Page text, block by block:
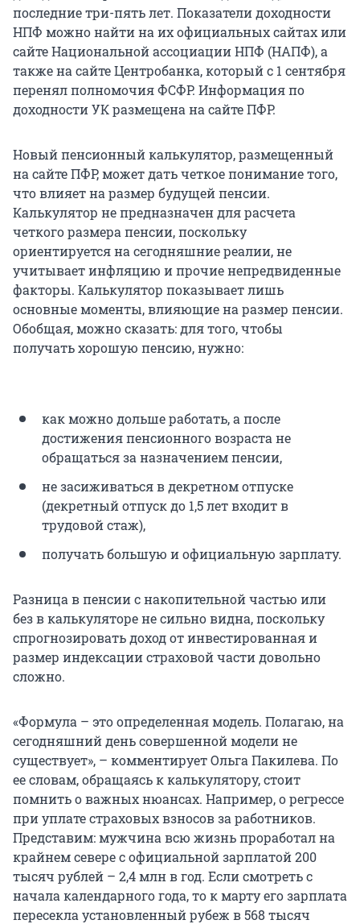
последние три-пять лет. Показатели доходности
НПФ можно найти на их официальных сайтах или
сайте Национальной ассоциации НПФ (НАПФ), а
также на сайте Центробанка, который с 1 сентября
перенял полномочия ФСФР. Информация по
доходности УК размещена на сайте ПФР.
Новый пенсионный калькулятор, размещенный
на сайте ПФР, может дать четкое понимание того,
что влияет на размер будущей пенсии.
Калькулятор не предназначен для расчета
четкого размера пенсии, поскольку
ориентируется на сегодняшние реалии, не
учитывает инфляцию и прочие непредвиденные
факторы. Калькулятор показывает лишь
основные моменты, влияющие на размер пенсии.
Обобщая, можно сказать: для того, чтобы
получать хорошую пенсию, нужно:
как можно дольше работать, а после
достижения пенсионного возраста не
обращаться за назначением пенсии,
не засиживаться в декретном отпуске
(декретный отпуск до 1,5 лет входит в
трудовой стаж),
получать большую и официальную зарплату.
Разница в пенсии с накопительной частью или
без в калькуляторе не сильно видна, поскольку
спрогнозировать доход от инвестированная и
размер индексации страховой части довольно
сложно.
«Формула – это определенная модель. Полагаю, на
сегодняшний день совершенной модели не
существует», – комментирует Ольга Пакилева. По
ее словам, обращаясь к калькулятору, стоит
помнить о важных нюансах. Например, о регрессе
при уплате страховых взносов за работников.
Представим: мужчина всю жизнь проработал на
крайнем севере с официальной зарплатой 200
тысяч рублей – 2,4 млн в год. Если смотреть с
начала календарного года, то к марту его зарплата
пересекла установленный рубеж в 568 тысяч